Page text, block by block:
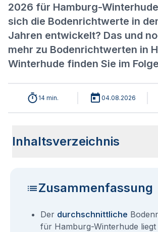
2026 für Hamburg-
sich die Bodenrichtwerte in
Jahren entwickelt? Das und
mehr zu Bodenrichtwerten in
Winterhude finden Sie im
14 min. 04.08.2026
Inhaltsverzeichnis
Zusammenfassung
Der durchschnittliche
für Hamburg-Winterhude liegt